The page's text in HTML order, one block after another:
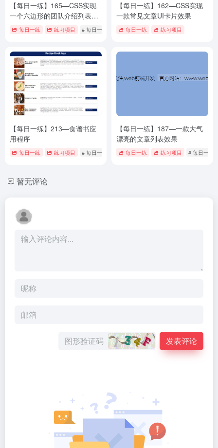
【每日一练】165—CSS实现
一个六边形的团队介绍列表效
果 每日一练 练习项目 # 每日一练
【每日一练】162—CSS实现
一款常见文章UI卡片效果
每日一练 练习项目
【每日一练】213—食谱书应
用程序
每日一练 练习项目 # 每日一练
【每日一练】187—一款大气
漂亮的文章列表效果
每日一练 练习项目 # 每日一练
暂无评论
发表评论